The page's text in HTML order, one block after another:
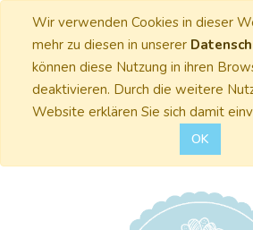
Wir verwenden Cookies in dieser
mehr zu diesen in unserer
können diese Nutzung in ihren
deaktivieren. Durch die weitere
Website erklären Sie sich damit
OK